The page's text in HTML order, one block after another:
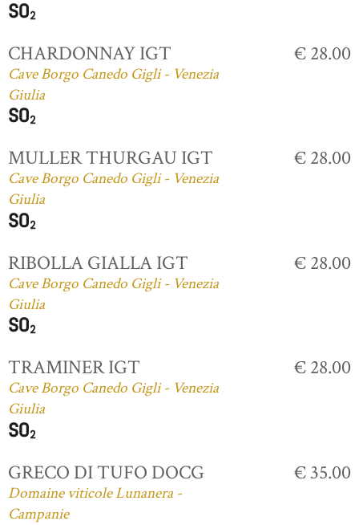
CHARDONNAY IGT
Cave Borgo Canedo Gigli - Venezia
Giulia
€ 28.00
MULLER THURGAU IGT
Cave Borgo Canedo Gigli - Venezia
Giulia
€ 28.00
RIBOLLA GIALLA IGT
Cave Borgo Canedo Gigli - Venezia
Giulia
€ 28.00
TRAMINER IGT
Cave Borgo Canedo Gigli - Venezia
Giulia
€ 28.00
GRECO DI TUFO DOCG
Domaine viticole Lunanera -
Campanie
€ 35.00